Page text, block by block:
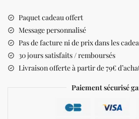
Paquet cadeau offert
Message personnalisé
Pas de facture ni de prix dans les
30 jours satisfaits / remboursés
Livraison offerte à partir de 79€
Paiement sécurisé